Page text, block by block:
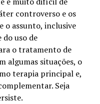
controverso e os
o assunto, inclusive
uso de
o tratamento de
algumas situações, o
terapia principal e,
Seja